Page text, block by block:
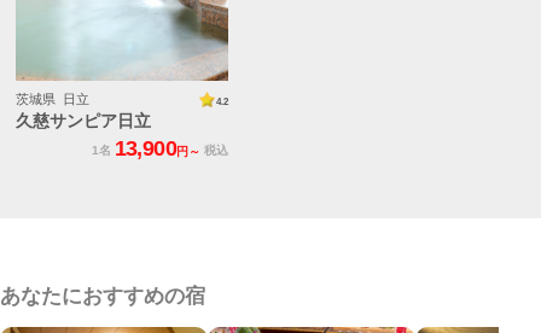
茨城県 日立 4.2
久慈サンピア日立
1名 13,900円～ 税込
あなたにおすすめの宿